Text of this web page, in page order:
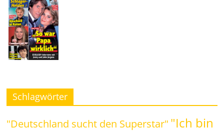
Schlagwörter
"Deutschland sucht den Superstar" "Ich bin